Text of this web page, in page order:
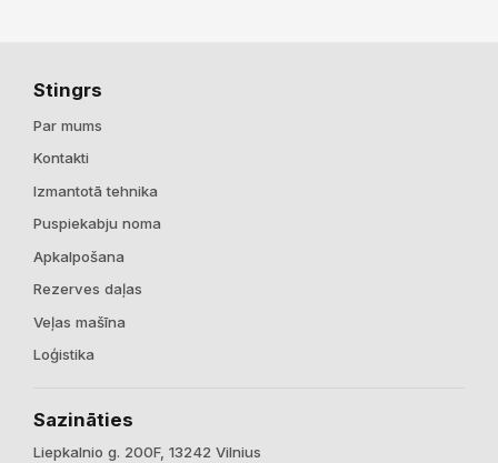
Stingrs
Par mums
Kontakti
Izmantotā tehnika
Puspiekabju noma
Apkalpošana
Rezerves daļas
Veļas mašīna
Loģistika
Sazināties
Liepkalnio g. 200F, 13242 Vilnius